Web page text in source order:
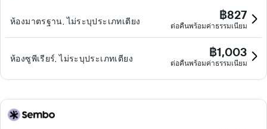
ห้องมาตรฐาน, ไม่ระบุประเภทเตียง ฿827
ต่อคืนพร้อมค่าธรรมเนียม
ห้องซูพีเรียร์, ไม่ระบุประเภทเตียง ฿1,003
ต่อคืนพร้อมค่าธรรมเนียม